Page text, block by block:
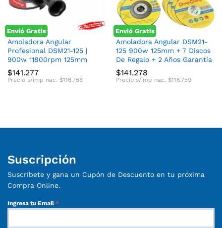
Envió Gratis
Amoladora Angular
Profesional DSM21-125 |
900w 11800rpm 125mm
$141.277
Precio s/imp nac. $116.758
Envió Gratis
Amoladora Angular DSM21-
125 900w 125mm + 7 Discos
De Regalo + 2 Años Garantía
$141.278
Precio s/imp nac. $116.759
Suscripción
Suscríbete y gana un Cupón de Descuento en tu próxima
Compra Online.
Ingresa tu Email *